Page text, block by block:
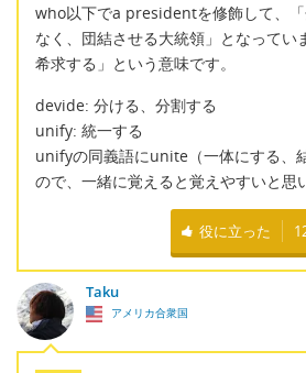
who以下でa presidentを修飾して、
なく、団結させる大統領」となってい
希求する」という意味です。
devide: 分ける、分割する
unify: 統一する
unifyの同義語にunite（一体にする、
ので、一緒に覚えると覚えやすいと思
役に立った
Taku
アメリカ合衆国